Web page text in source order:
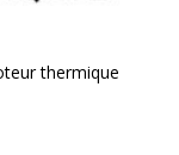
thermique